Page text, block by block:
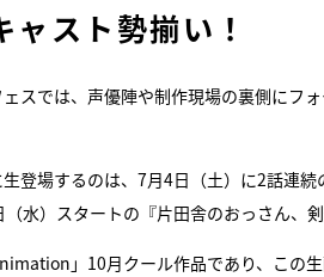
スト勢揃い！
スでは、声優陣や制作現場の裏側にフ
登場するのは、7月4日（土）に2話連
水）スタートの『片田舎のおっさん、
」10月クール作品であり、この